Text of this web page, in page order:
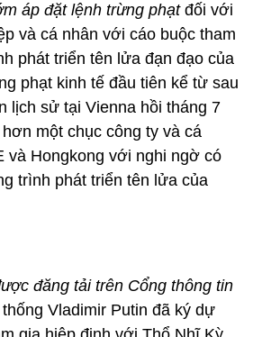
áp đặt lệnh trừng phạtđối với
và cá nhân với cáo buộc tham
phát triển tên lửa đạn đạo của
phạt kinh tế đầu tiên kể từ sau
lịch sử tại Vienna hồi tháng 7
một chục công ty và cá
và Hongkong với nghi ngờ có
trình phát triển tên lửa của
đăng tải trên Cổng thông tin
Vladimir Putin đã ký dự